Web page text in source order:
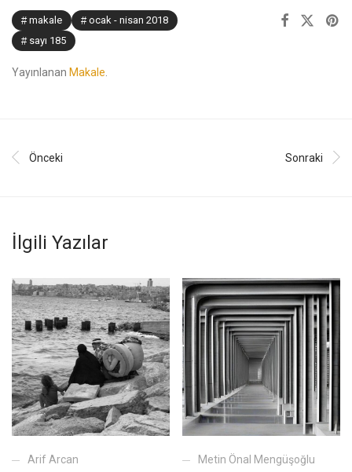
makale
ocak - nisan 2018
sayı 185
Yayınlanan Makale.
Önceki Sonraki
İlgili Yazılar
Arif Arcan Metin Önal Mengüşoğlu